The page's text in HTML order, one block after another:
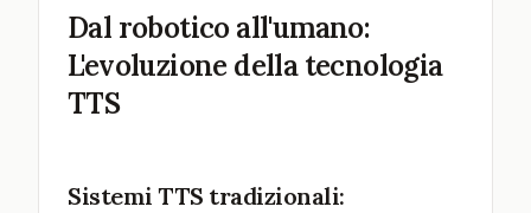
Dal robotico all'umano:
L'evoluzione della tecnologia
TTS
Sistemi TTS tradizionali: